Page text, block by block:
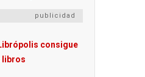
publicidad